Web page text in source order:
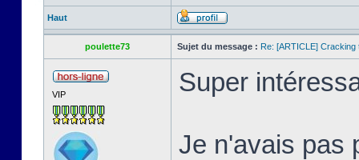
Haut
poulette73 Sujet du message : Re: [ARTICLE] Cracking
VIP Super
Je n'avais pas